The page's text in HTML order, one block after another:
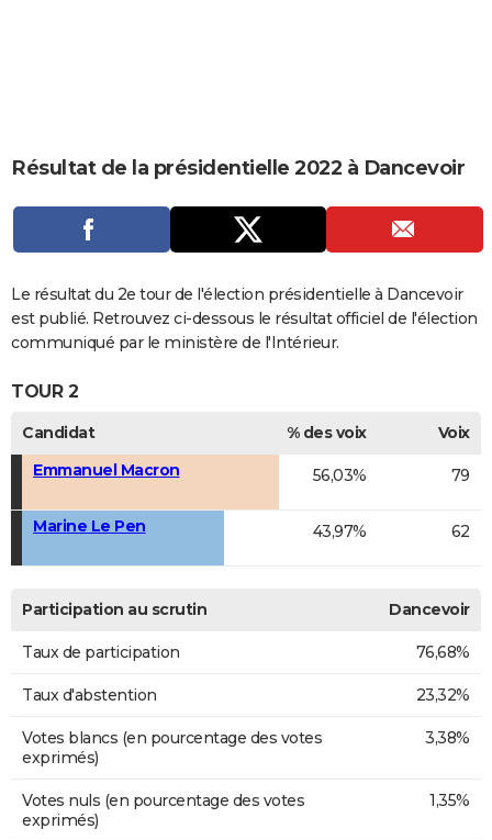
CARTE DE VOEUX
DICTIONNAIRE
Dictionnaire
Biographies
Expressions
Proverbes
PROGRAMME TV
COPAINS D'AVANT
S'inscrire
Se connecter
Lycées
Collèges
Primaires
Universités
Entreprises
Service militaire
Avis de recherche
AVIS DE DÉCÈS
FORUM
Bricolage
Culture
Television
Voyage
Résultat de la présidentielle 2022 à Dancevoir
Le résultat du 2e tour de l'élection présidentielle à Dancevoir
est publié. Retrouvez ci-dessous le résultat officiel de l'élection
communiqué par le ministère de l'Intérieur.
TOUR 2
Candidat % des voix
Voix
Emmanuel Macron
56,03% 79
Marine Le Pen 43,97% 62
Participation au scrutin Dancevoir
Taux de participation 76,68%
Taux d'abstention 23,32%
Votes blancs (en pourcentage des votes
exprimés)
3,38%
Votes nuls (en pourcentage des votes
exprimés)
1,35%